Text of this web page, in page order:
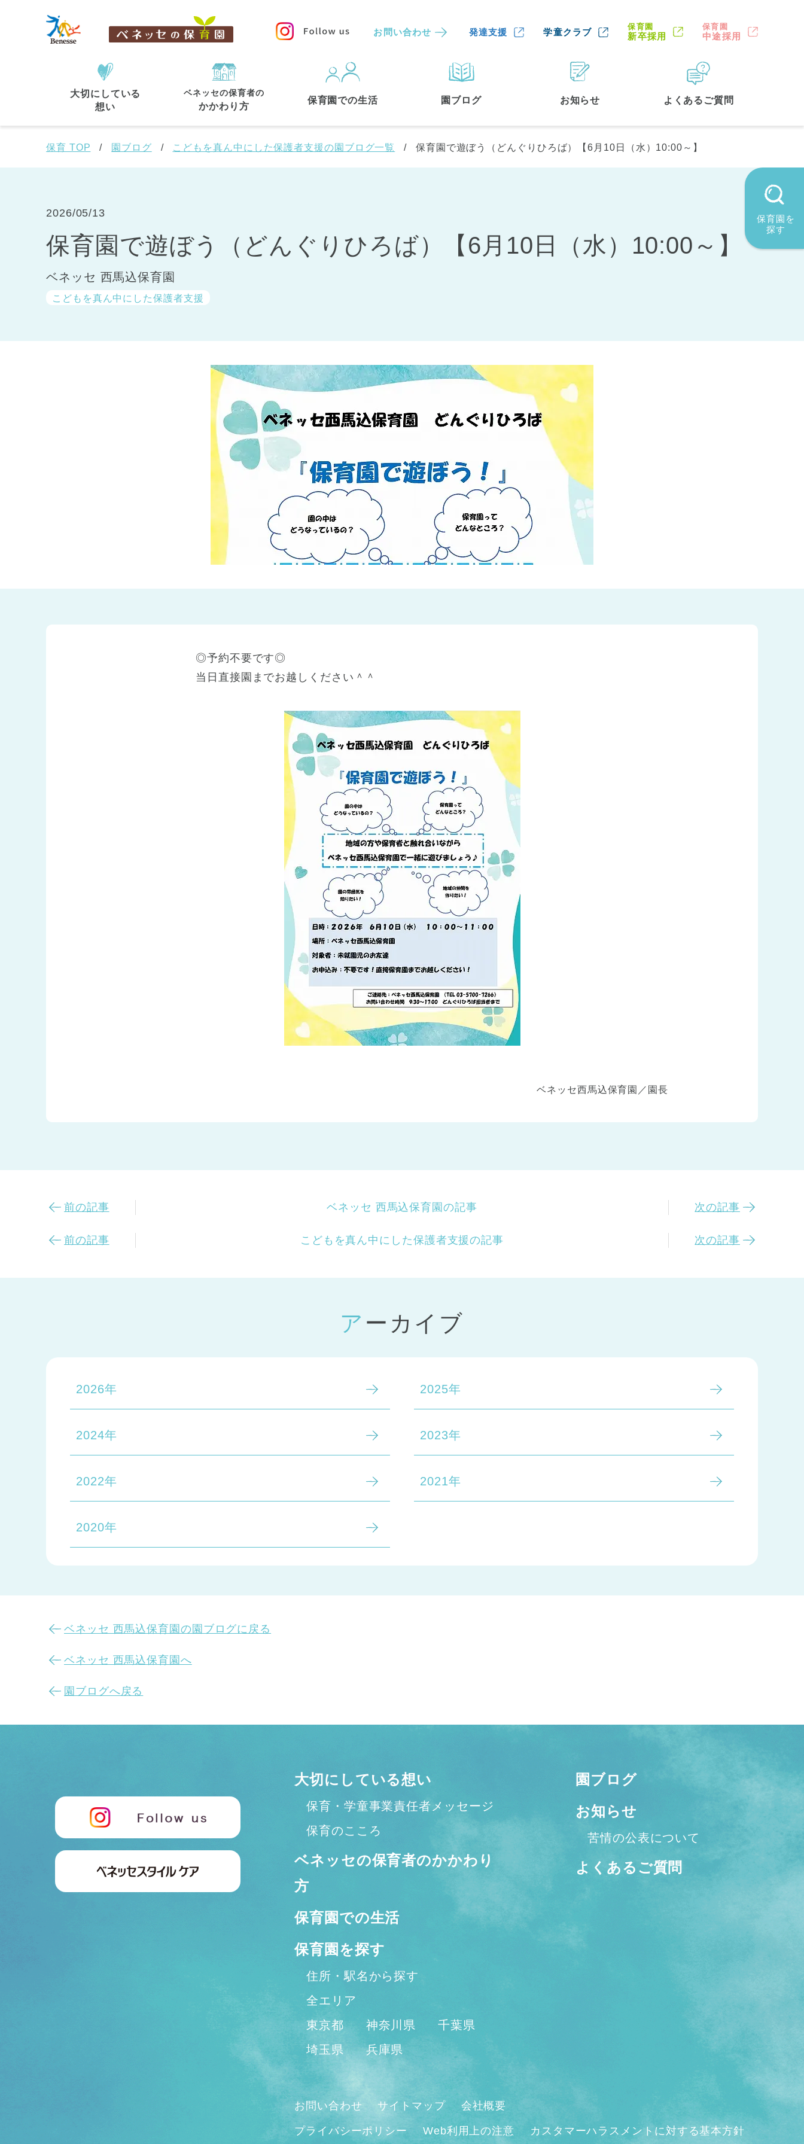
お問い合わせ 発達支援 学童クラブ
保育園
新卒採用
保育園
中途採用
大切にしている
想い
ベネッセの保育者の
かかわり方
保育園での生活 園ブログ お知らせ よくあるご質問
保育園を
探す
保育園 を探す
住所・駅名 から探す
都道府県
東京都 東京都 全域(44) 中央区(3) 港区 (1) 文京区(3) 墨田区(2) 品川区 (1)
江東区 (1) 町田市(1) 江戸川区
(23) 横浜市(11) 川崎市(9) 横須賀市(3)
(1) 浦安市(1)
朝霞市(1)
神戸市 芦屋市
保育 TOP 園ブログ こどもを真ん中にした保護者支援の園ブログ一覧 保育園で遊ぼう（どんぐりひろば）【6月10日（水）10:00～】
2026/05/13
保育園で遊ぼう（どんぐりひろば）【6月10日（水）10:00～】
ベネッセ 西馬込保育園
こどもを真ん中にした保護者支援
◎予約不要です◎
当日直接園までお越しください＾＾
ベネッセ西馬込保育園／園長
前の記事 ベネッセ 西馬込保育園の記事 次の記事
前の記事 こどもを真ん中にした保護者支援の記事 次の記事
アーカイブ
2026年 2025年
2024年 2023年
2022年 2021年
2020年
ベネッセ 西馬込保育園の園ブログに戻る
ベネッセ 西馬込保育園へ
園ブログへ戻る
大切にしている想い
保育・学童事業責任者メッセージ
保育のこころ
ベネッセの保育者のかかわり
方
保育園での生活
保育園を探す
住所・駅名から探す
全エリア
東京都
神奈川県
千葉県
埼玉県
兵庫県
園ブログ
お知らせ
苦情の公表について
よくあるご質問
お問い合わせ サイトマップ 会社概要
プライバシーポリシー Web利用上の注意 カスタマーハラスメントに対する基本方針